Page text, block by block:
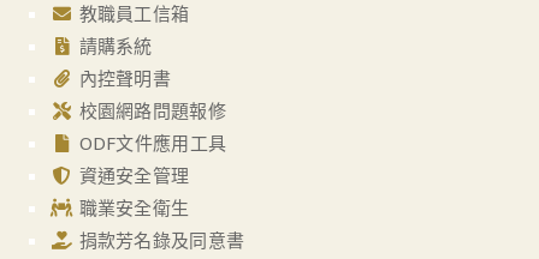
教職員工信箱
請購系統
內控聲明書
校園網路問題報修
ODF文件應用工具
資通安全管理
職業安全衛生
捐款芳名錄及同意書